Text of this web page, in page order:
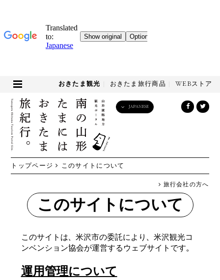
おきたま観光 おきたま旅行商品 WEBストア
JAPANESE
トップページ このサイトについて
旅行会社の方へ
このサイトについて
このサイトは、米沢市の委託により、米沢観光コ
ンベンション協会が運営するウェブサイトです。
運用管理について